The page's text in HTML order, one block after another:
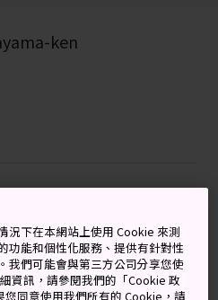
ken
的真言宗佛教中
況下在本網站上使用 Cookie 來測
功能和個性化服務、提供有針對性
我們可能會與第三方公司分享您使
資訊，請參閱我們的「Cookie 政
同意使用我們所有的 Cookie，請